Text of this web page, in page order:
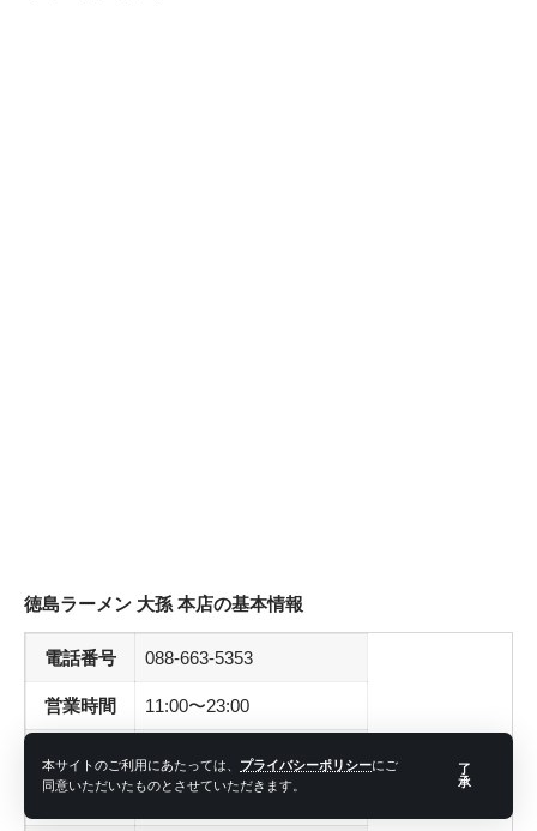
本サイトのご利用にあたっては、 プライバシーポリシーにご
同意いただいたものとさせていただきます。
了
承
徳島ラーメン 大孫 本店の基本情報
電話番号 088-663-5353
営業時間 11:00〜23:00